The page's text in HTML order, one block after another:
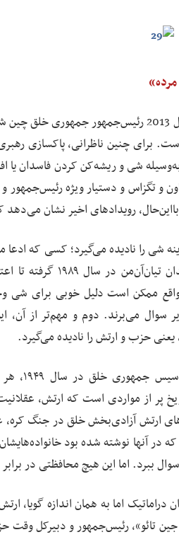
از زمانی که شی جین پینگ در سال 2013
برای چنین ناظرانی، پاکسازی
شی و ریشه‌کن کردن فاسدان یا
رویدادهای اخیر نشان
شی را نادیده می‌گیرد؛ کسی که
داخلی، از جنبش
ممکن است دلیل خوبی برای شی
سوال می‌برند. دوم و مهم‌تر از آن،
حزب و ارتش را نادیده می‌گیرد.
واقعیت
پر از مواردی است که ارتش،
ارتش آزادی‌بخش خلق در جنگ
که در آنها نوشته شده بود
ببرد. اما این هیچ محافظتی در
نه‌چندان دراماتیک اما به همان
تائو»، رئیس‌جمهور و دبیرکل وقت